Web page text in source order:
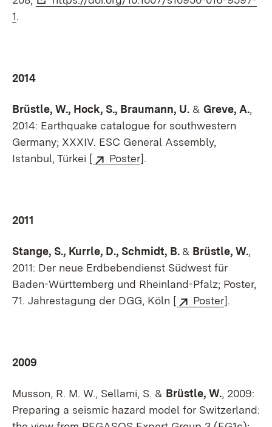
1.
2014
Brüstle, W., Hock, S., Braumann, U. & Greve, A.,
2014: Earthquake catalogue for southwestern
Germany; XXXIV. ESC General Assembly,
Istanbul, Türkei [
Poster].
2011
Stange, S., Kurrle, D., Schmidt, B. & Brüstle, W.,
2011: Der neue Erdbebendienst Südwest für
Baden-Württemberg und Rheinland-Pfalz; Poster,
71. Jahrestagung der DGG, Köln [
Poster].
2009
Musson, R. M. W., Sellami, S. & Brüstle, W., 2009:
Preparing a seismic hazard model for Switzerland: